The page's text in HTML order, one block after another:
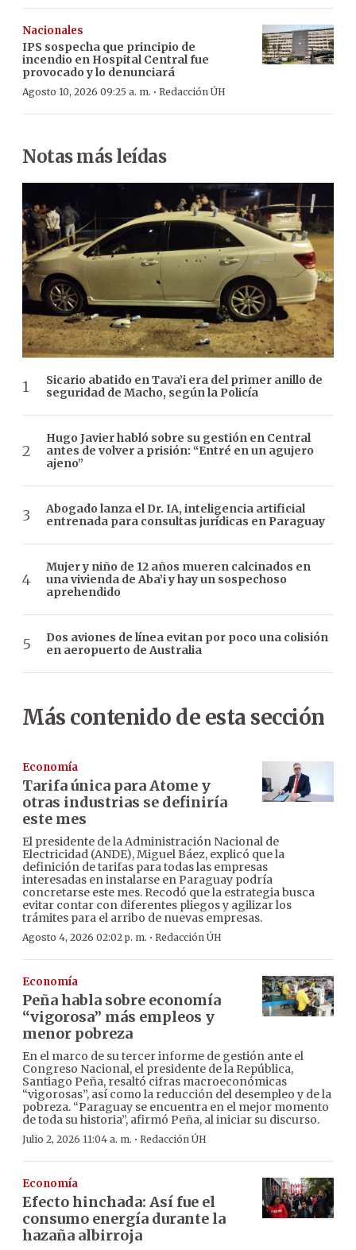
Nacionales
IPS sospecha que principio de
incendio en Hospital Central fue
provocado y lo denunciará
Agosto 10, 2026 09:25 a. m. · Redacción ÚH
Notas más leídas
Sicario abatido en Tava’i era del primer anillo de
seguridad de Macho, según la Policía
Hugo Javier habló sobre su gestión en Central
antes de volver a prisión: “Entré en un agujero
ajeno”
Abogado lanza el Dr. IA, inteligencia artificial
entrenada para consultas jurídicas en Paraguay
Mujer y niño de 12 años mueren calcinados en
una vivienda de Aba’i y hay un sospechoso
aprehendido
Dos aviones de línea evitan por poco una colisión
en aeropuerto de Australia
Más contenido de esta sección
Economía
Tarifa única para Atome y
otras industrias se definiría
este mes
El presidente de la Administración Nacional de
Electricidad (ANDE), Miguel Báez, explicó que la
definición de tarifas para todas las empresas
interesadas en instalarse en Paraguay podría
concretarse este mes. Recodó que la estrategia busca
evitar contar con diferentes pliegos y agilizar los
trámites para el arribo de nuevas empresas.
Agosto 4, 2026 02:02 p. m. · Redacción ÚH
Economía
Peña habla sobre economía
“vigorosa” más empleos y
menor pobreza
En el marco de su tercer informe de gestión ante el
Congreso Nacional, el presidente de la República,
Santiago Peña, resaltó cifras macroeconómicas
“vigorosas”, así como la reducción del desempleo y de la
pobreza. “Paraguay se encuentra en el mejor momento
de toda su historia”, afirmó Peña, al iniciar su discurso.
Julio 2, 2026 11:04 a. m. · Redacción ÚH
Economía
Efecto hinchada: Así fue el
consumo energía durante la
hazaña albirroja